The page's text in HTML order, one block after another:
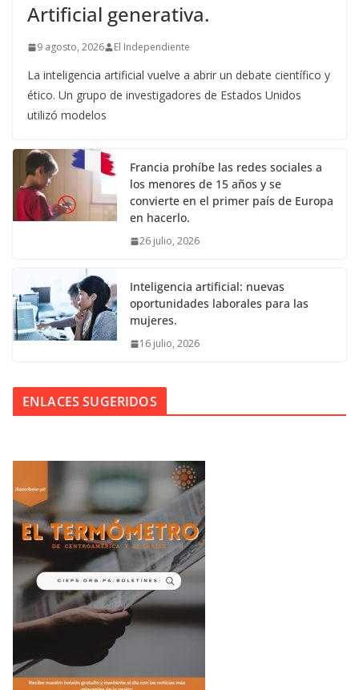
Artificial generativa.
9 agosto, 2026 El Independiente
La inteligencia artificial vuelve a abrir un debate científico y
ético. Un grupo de investigadores de Estados Unidos
utilizó modelos
Francia prohíbe las redes sociales a
los menores de 15 años y se
convierte en el primer país de Europa
en hacerlo.
26 julio, 2026
Inteligencia artificial: nuevas
oportunidades laborales para las
mujeres.
16 julio, 2026
ENLACES SUGERIDOS